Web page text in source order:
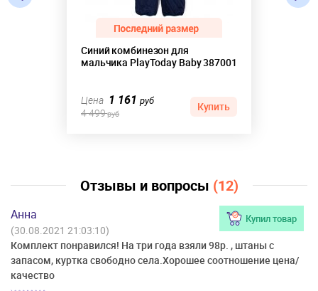
Синий комбинезон для
мальчика PlayToday Baby 387001
Цена 1 161 руб
4 499руб
Купить
Отзывы и вопросы (12)
Анна Купил товар
(30.08.2021 21:03:10)
Комплект понравился! На три года взяли 98р. , штаны с
запасом, куртка свободно села.Хорошее соотношение цена/
качество